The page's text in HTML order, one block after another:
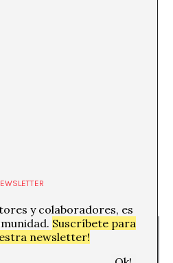
extractivas de Oaxaca
los poderes del fuego y
con coloridos atuendos
resaltar los colores de la
e
tradicionales
concepciones míticas del
de armonía comunal entre
y las personas.
y colaboradores, es
Suscríbete para
newsletter!